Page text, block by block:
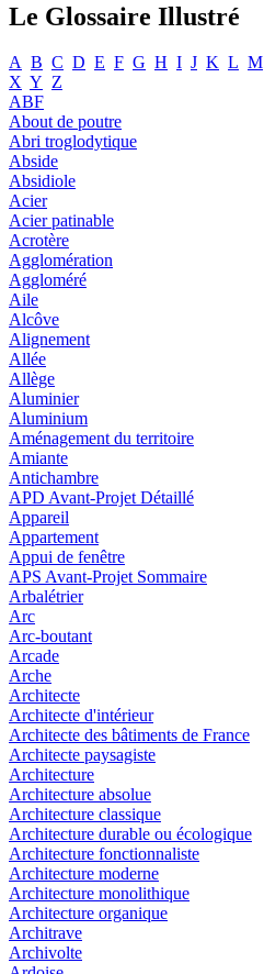
Le Glossaire Illustré
A B C D E F G H I J K L M
X Y Z
ABF
About de poutre
Abri troglodytique
Abside
Absidiole
Acier
Acier patinable
Acrotère
Agglomération
Aggloméré
Aile
Alcôve
Alignement
Allée
Allège
Aluminier
Aluminium
Aménagement du territoire
Amiante
Antichambre
APD Avant-Projet Détaillé
Appareil
Appartement
Appui de fenêtre
APS Avant-Projet Sommaire
Arbalétrier
Arc
Arc-boutant
Arcade
Arche
Architecte
Architecte d'intérieur
Architecte des bâtiments de France
Architecte paysagiste
Architecture
Architecture absolue
Architecture classique
Architecture durable ou écologique
Architecture fonctionnaliste
Architecture moderne
Architecture monolithique
Architecture organique
Architrave
Archivolte